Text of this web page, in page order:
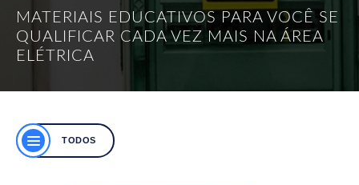
MATERIAIS EDUCATIVOS PARA VOCÊ SE
QUALIFICAR CADA VEZ MAIS NA ÁREA
ELÉTRICA
TODOS